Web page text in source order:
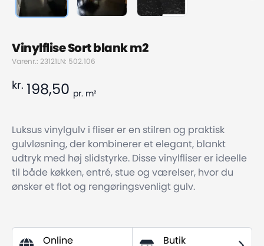
Vinylflise Sort blank m2
Varenr.: 23121 LN: 502.106
kr. 198,50 pr. m²
Luksus vinylgulv i fliser er en stilren og praktisk
gulvløsning, der kombinerer et elegant, blankt
udtryk med høj slidstyrke. Disse vinylfliser er ideelle
til både køkken, entré, stue og værelser, hvor du
ønsker et flot og rengøringsvenligt gulv.
Online Butik